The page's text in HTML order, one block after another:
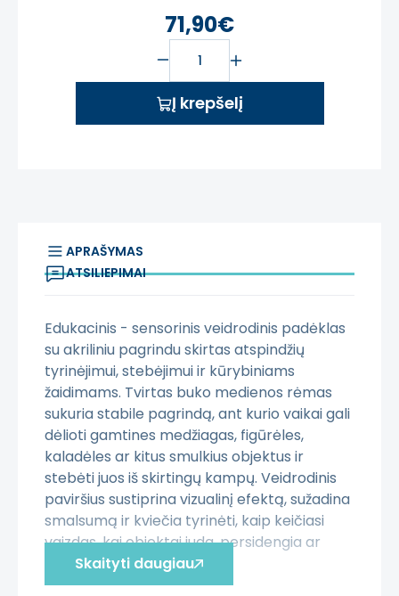
71,90€
Į krepšelį
APRAŠYMAS
ATSILIEPIMAI
Edukacinis - sensorinis veidrodinis padėklas
su akriliniu pagrindu skirtas atspindžių
tyrinėjimui, stebėjimui ir kūrybiniams
žaidimams. Tvirtas buko medienos rėmas
sukuria stabile pagrindą, ant kurio vaikai gali
dėlioti gamtines medžiagas, figūrėles,
kaladėles ar kitus smulkius objektus ir
stebėti juos iš skirtingų kampų. Veidrodinis
paviršius sustiprina vizualinį efektą, sužadina
smalsumą ir kviečia tyrinėti, kaip keičiasi
vaizdas, kai objektai juda, persidengia ar
pasisuka.
Skaityti daugiau